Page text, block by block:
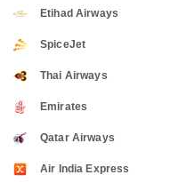
Etihad Airways
SpiceJet
Thai Airways
Emirates
Qatar Airways
Air India Express